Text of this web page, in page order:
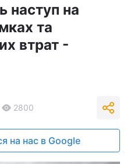
наступ на
та
втрат -
2800
на нас в Google